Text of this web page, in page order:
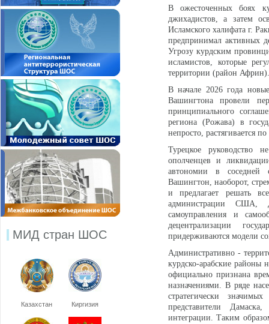
МИД стран ШОС
Казахстан Киргизия
В ожесточенных боях
джихадистов, а затем
Исламского халифата г.
предпринимал активных
Угрозу курдским
исламистов, которые
территории (район
В начале 2026 года
Вашингтона провели
принципиального
региона (Рожава) в
непросто, растягивается
Турецкое руководство
ополченцев и
автономии в соседней
Вашингтон, наоборот,
и предлагает решать
администрации США,
самоуправления и
децентрализации
придерживаются модели
Административно -
курдско-арабские районы
официально признана
назначениями. В ряде
стратегически
представители
интеграции. Таким